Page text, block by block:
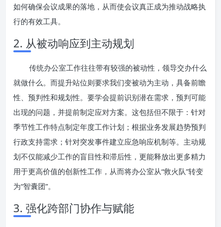
如何确保会议成果的落地，从而使会议真正成为推动战略执
行的有效工具。
2. 从被动响应到主动规划
传统办公室工作往往带有较强的被动性，领导交办什么
就做什么。而提升站位则要求我们变被动为主动，具备前瞻
性、预判性和规划性。要学会提前识别潜在需求，预判可能
出现的问题，并提前制定应对方案。这包括但不限于：针对
季节性工作特点制定年度工作计划；根据业务发展趋势预判
行政支持需求；针对突发事件建立应急响应机制等。主动规
划不仅能减少工作的盲目性和滞后性，更能释放出更多精力
用于更高价值的创新性工作，从而将办公室从“救火队”转变
为“智囊团”。
3. 强化跨部门协作与赋能